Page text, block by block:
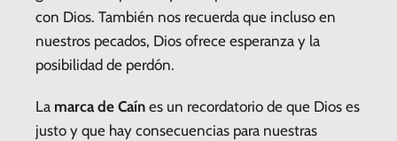
con Dios. También nos recuerda que incluso en
nuestros pecados, Dios ofrece esperanza y la
posibilidad de perdón.
La marca de Caín es un recordatorio de que Dios es
justo y que hay consecuencias para nuestras